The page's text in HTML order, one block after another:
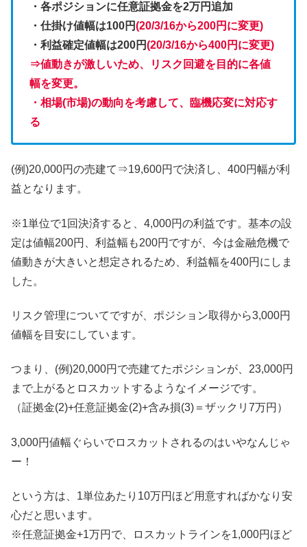
・各ポジションに任意証拠金を2万円追加
・仕掛け値幅は100円(20/3/16から200円に変更)
・利益確定値幅は200円(20/3/16から400円に変更)
⇒値動きが激しいため、リスク回避を目的に各値
幅を変更。
・相場(市場)の動向を考慮して、臨機応変に対応す
る
(例)20,000円の売建て⇒19,600円で決済し、400円幅が利
益となります。
※1単位で1回決済すると、4,000円の利益です。基本の設
定は値幅200円、利益幅も200円ですが、今は金融危機で
値動きが大きいと想定されるため、利益幅を400円にしま
した。
リスク管理についてですが、ポジション取得から3,000円
値幅を目安にしています。
つまり、(例)20,000円で売建てたポジションが、23,000円
まで上がるとロスカットするようなイメージです。
（証拠金(2)+任意証拠金(2)+含み損(3)＝ザックリ7万円）
3,000円値幅ぐらいでロスカットされるのはいやなんじゃ
ー！
という方は、1単位あたり10万円ほど用意すればかなり安
心だと思います。
※任意証拠金+1万円で、ロスカットラインを1,000円ほど